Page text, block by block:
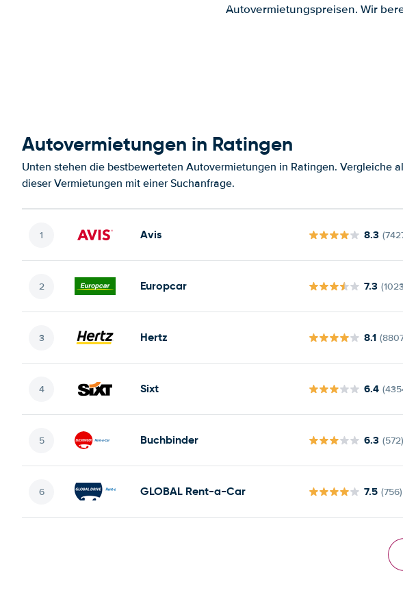
Autovermietungspreisen. Wir
Autovermietungen in Ratingen
Unten stehen die bestbewerteten Autovermietungen in Ratingen. Vergleiche
dieser Vermietungen mit einer Suchanfrage.
Avis 8.3
Europcar 7.3
Hertz 8.1
Sixt 6.4
Buchbinder 6.3 (572)
GLOBAL Rent-a-Car 7.5 (756)